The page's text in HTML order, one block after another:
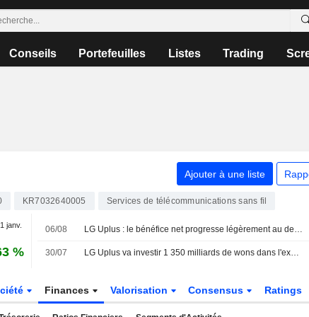
Conseils Portefeuilles Listes Trading
Ajouter à une liste
KR7032640005 Services de télécommunications sans fil
janv.
%
06/08 LG Uplus : le bénéfice net progresse légèrement au deuxième trimestre malgré un repli du chiffre d'affaires
30/07 LG Uplus va investir 1 350 milliards de wons dans l'expansion de ses centres de données IA en Corée du Sud
Finances Valorisation Consensus Ratings